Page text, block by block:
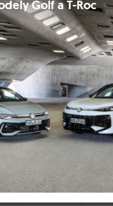
Golf a T-Roc